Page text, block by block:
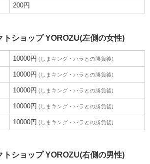
200円
トショップ YOROZU(左側の女性)
10000円 (しまキング・ハラとの勝負後)
10000円 (しまキング・ハラとの勝負後)
10000円 (しまキング・ハラとの勝負後)
10000円 (しまキング・ハラとの勝負後)
10000円 (しまキング・ハラとの勝負後)
トショップ YOROZU(右側の男性)